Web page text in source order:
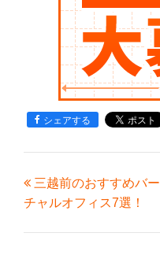
シェアする
三越前のおすすめバー
チャルオフィス7選！